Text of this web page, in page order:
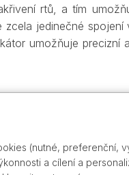
rtů, a tím
jedinečné
umožňuje precizní
(nutné, preferenční,
a cílení a